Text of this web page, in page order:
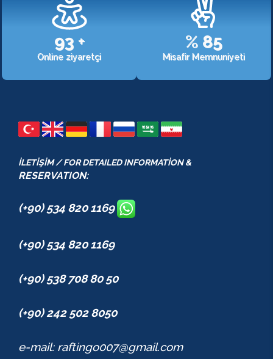
107 +
Online ziyaretçi
% 98
Misafir Memnuniyeti
İLETİŞİM / FOR DETAILED INFORMATİON &
RESERVATION:
(+90) 534 820 1169
(+90) 534 820 1169
(+90) 538 708 80 50
(+90) 242 502 8050
e-mail: raftingo007@gmail.com